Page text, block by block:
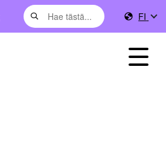
FI